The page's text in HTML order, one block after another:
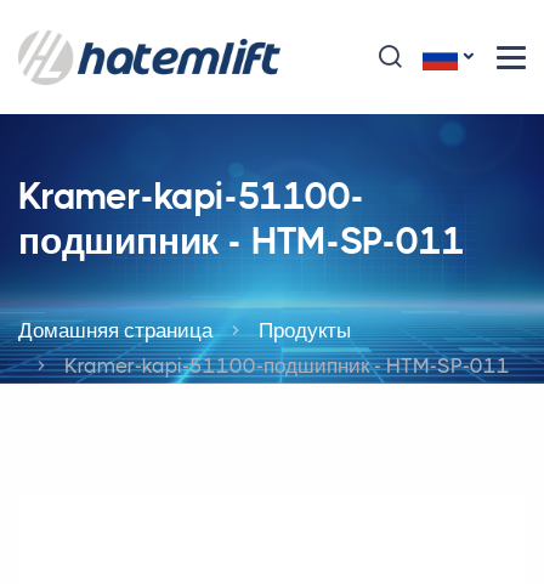
Kramer-kapi-51100-
подшипник - HTM-SP-011
Домашняя страница
Продукты
Kramer-kapi-51100-подшипник - HTM-SP-011